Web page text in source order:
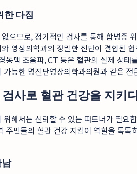
한 다짐
으므로, 정기적인 검사를 통해 합병증
영상의학과의 정밀한 진단이 결합된
동맥 초음파, CT 등은 혈관의 실제 상
가능한 명진단영상의학과의원과 같은
사로 혈관 건강을 지키
해서는 신뢰할 수 있는 파트너가 필요
민들의 혈관 건강 지킴이 역할을 톡